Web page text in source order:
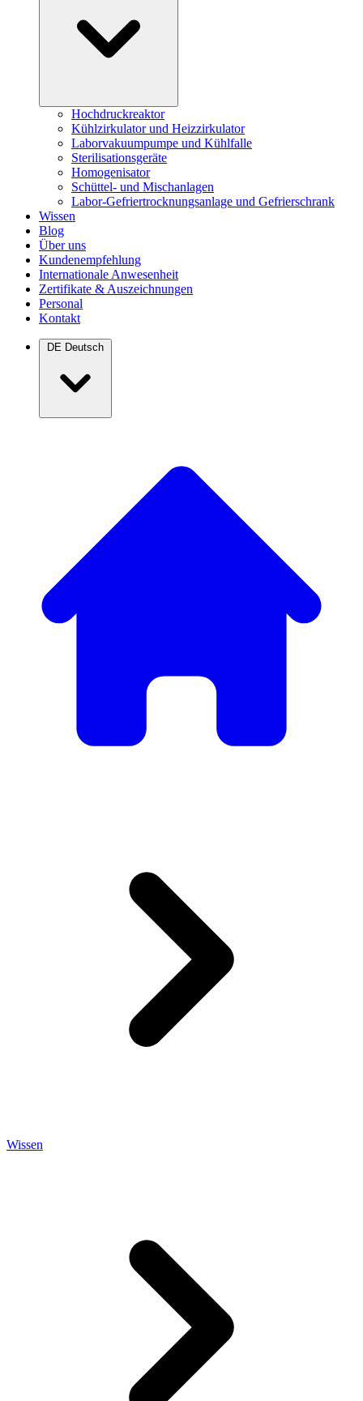
Hochdruckreaktor
Kühlzirkulator und Heizzirkulator
Laborvakuumpumpe und Kühlfalle
Sterilisationsgeräte
Homogenisator
Schüttel- und Mischanlagen
Labor-Gefriertrocknungsanlage und Gefrierschrank
Wissen
Blog
Über uns
Kundenempfehlung
Internationale Anwesenheit
Zertifikate & Auszeichnungen
Personal
Kontakt
DE Deutsch
Wissen